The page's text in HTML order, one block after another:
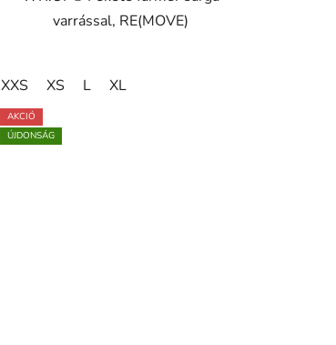
varrással, RE(MOVE)
XXS XS L XL
AKCIÓ
ÚJDONSÁG